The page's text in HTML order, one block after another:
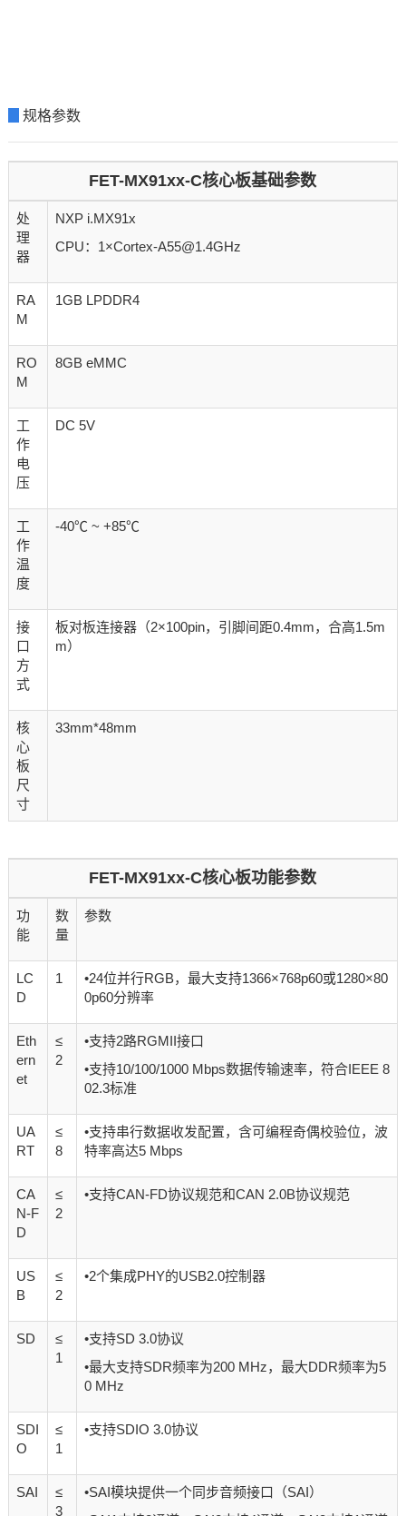
规格参数
FET-MX91xx-C核心板基础参数
处
理
器
NXP i.MX91x
CPU：1×Cortex-A55@1.4GHz
RA
M
1GB LPDDR4
RO
M
8GB eMMC
工
作
电
压
DC 5V
工
作
温
度
-40℃ ~ +85℃
接
口
方
式
板对板连接器（2×100pin，引脚间距0.4mm，合高1.5m
m）
核
心
板
尺
寸
33mm*48mm
FET-MX91xx-C核心板功能参数
功
能
数
量
参数
LC
D
1 •24位并行RGB，最大支持1366×768p60或1280×80
0p60分辨率
Eth
ern
et
≤
2
•支持2路RGMII接口
•支持10/100/1000 Mbps数据传输速率，符合IEEE 8
02.3标准
UA
RT
≤
8
•支持串行数据收发配置，含可编程奇偶校验位，波
特率高达5 Mbps
CA
N-F
D
≤
2
•支持CAN-FD协议规范和CAN 2.0B协议规范
US
B
≤
2
•2个集成PHY的USB2.0控制器
SD
≤
1
•支持SD 3.0协议
•最大支持SDR频率为200 MHz，最大DDR频率为5
0 MHz
SDI
O
≤
1
•支持SDIO 3.0协议
SAI
≤
3
•SAI模块提供一个同步音频接口（SAI）